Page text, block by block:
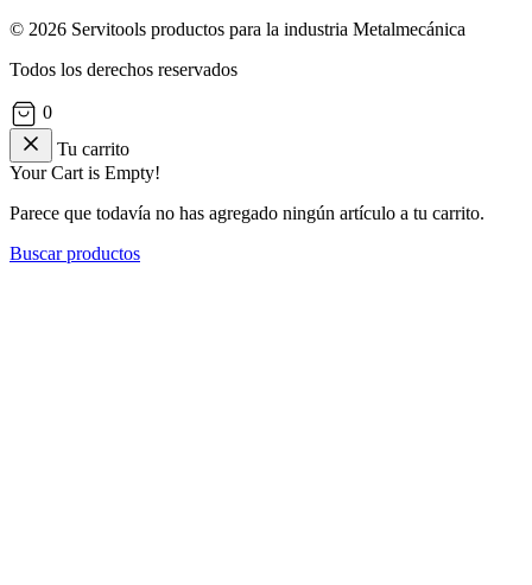
© 2026 Servitools productos para la industria Metalmecánica
Todos los derechos reservados
0
Tu carrito
Your Cart is Empty!
Parece que todavía no has agregado ningún artículo a tu carrito.
Buscar productos